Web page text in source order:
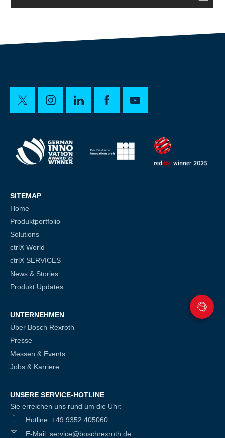
SITEMAP
Home
Produktportfolio
Solutions
ctrlX World
ctrlX SERVICES
News & Stories
Produkt Updates
UNTERNEHMEN
Über Bosch Rexroth
Presse
Messen & Events
Jobs & Karriere
UNSERE SERVICE-HOTLINE
Sie erreichen uns rund um die Uhr:
Hotline: +49 9352 405060
E-Mail: service@boschrexroth.de